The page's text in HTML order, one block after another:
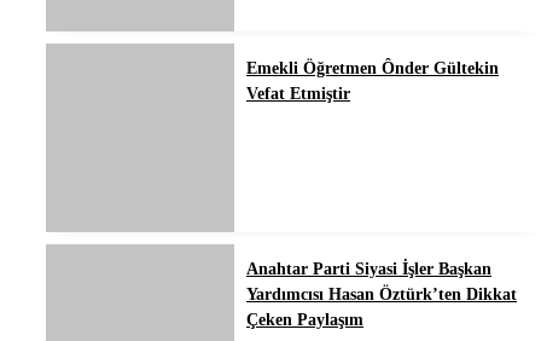
Emekli Öğretmen Ônder Gültekin
Vefat Etmiştir
Anahtar Parti Siyasi İşler Başkan
Yardımcısı Hasan Öztürk’ten Dikkat
Çeken Paylaşım